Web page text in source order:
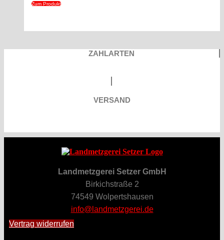
Zum Produkt
ZAHLARTEN
VERSAND
Landmetzgerei Setzer GmbH
Birkichstraße 2
74549 Wolpertshausen
info@landmetzgerei.de
Vertrag widerrufen